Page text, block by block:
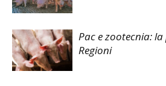
Pac e zootecnia:
Regioni